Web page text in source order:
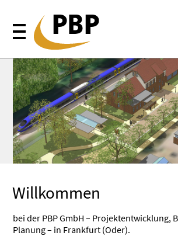
Willkommen
bei der PBP GmbH – Projektentwicklung,
Planung – in Frankfurt (Oder).